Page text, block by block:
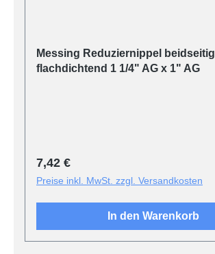
Messing Reduziernippel beidseitig
flachdichtend 1 1/4" AG x 1" AG
Regulärer Preis:
7,42 €
Preise inkl. MwSt. zzgl. Versandkosten
In den Warenkorb